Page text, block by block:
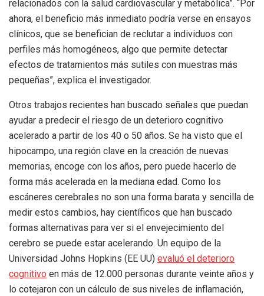
relacionados con la salud cardiovascular y metabólica”. “Por
ahora, el beneficio más inmediato podría verse en ensayos
clínicos, que se benefician de reclutar a individuos con
perfiles más homogéneos, algo que permite detectar
efectos de tratamientos más sutiles con muestras más
pequeñas”, explica el investigador.
Otros trabajos recientes han buscado señales que puedan
ayudar a predecir el riesgo de un deterioro cognitivo
acelerado a partir de los 40 o 50 años. Se ha visto que el
hipocampo, una región clave en la creación de nuevas
memorias, encoge con los años, pero puede hacerlo de
forma más acelerada en la mediana edad. Como los
escáneres cerebrales no son una forma barata y sencilla de
medir estos cambios, hay científicos que han buscado
formas alternativas para ver si el envejecimiento del
cerebro se puede estar acelerando. Un equipo de la
Universidad Johns Hopkins (EE UU) evaluó el deterioro
cognitivo en más de 12.000 personas durante veinte años y
lo cotejaron con un cálculo de sus niveles de inflamación,